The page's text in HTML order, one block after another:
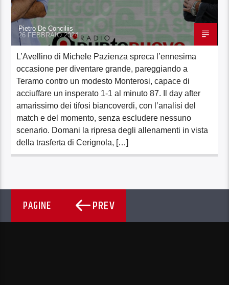
Pietro De Conciliis
26 FEBBRAIO 2024
L’Avellino di Michele Pazienza spreca l’ennesima
occasione per diventare grande, pareggiando a
Teramo contro un modesto Monterosi, capace di
acciuffare un insperato 1-1 al minuto 87. Il day after
amarissimo dei tifosi biancoverdi, con l’analisi del
match e del momento, senza escludere nessuno
scenario. Domani la ripresa degli allenamenti in vista
della trasferta di Cerignola, […]
PAGINE PREV